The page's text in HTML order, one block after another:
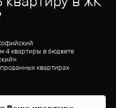
4 квартиры в бюджете
квартирах